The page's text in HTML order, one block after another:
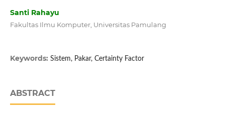
Santi Rahayu
Fakultas Ilmu Komputer, Universitas Pamulang
Keywords: Sistem, Pakar, Certainty Factor
ABSTRACT